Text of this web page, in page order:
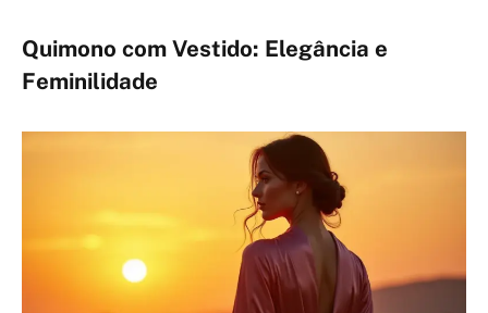
Quimono com Vestido: Elegância e
Feminilidade